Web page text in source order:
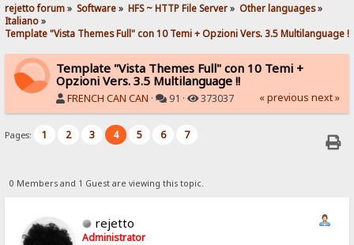
rejetto forum» Software» HFS ~ HTTP File Server» Other languages»
Italiano»
Template "Vista Themes Full" con 10 Temi + Opzioni Vers. 3.5 Multilanguage !!
Template "Vista Themes Full" con 10 Temi +
Opzioni Vers. 3.5 Multilanguage !!
FRENCH CAN CAN · 91 · 373037 « previous next »
Pages: 1 2 3 4 5 6 7
0 Members and 1 Guest are viewing this topic.
rejetto
Administrator